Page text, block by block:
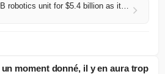
SoftBank to buy ABB robotics unit for $5.4 billion as it boosts its AI play
moment donné, il y en aura trop